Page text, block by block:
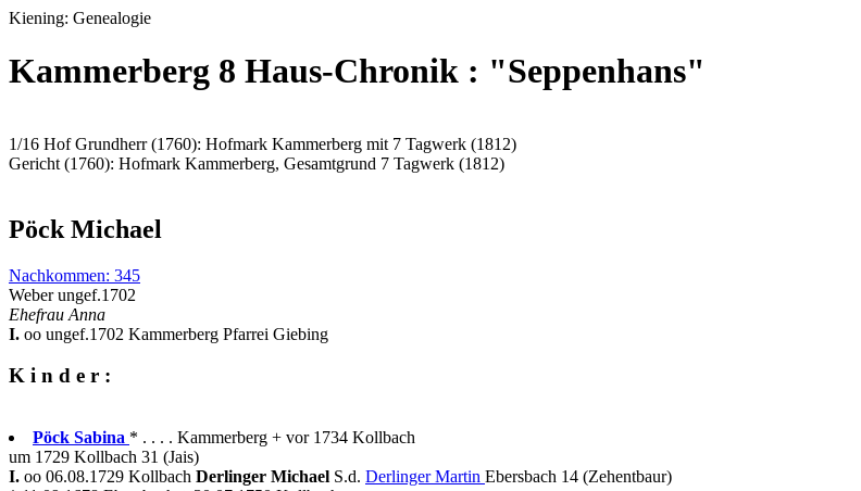
Kiening: Genealogie
Kammerberg 8 Haus-Chronik : "Seppenhans"
1/16 Hof Grundherr (1760): Hofmark Kammerberg mit 7 Tagwerk (1812)
Gericht (1760): Hofmark Kammerberg, Gesamtgrund 7 Tagwerk (1812)
Pöck Michael
Nachkommen: 345
Weber ungef.1702
Ehefrau Anna
I. oo ungef.1702 Kammerberg Pfarrei Giebing
K i n d e r :
Pöck Sabina * . . . . Kammerberg + vor 1734 Kollbach
um 1729 Kollbach 31 (Jais)
I. oo 06.08.1729 Kollbach Derlinger Michael S.d. Derlinger Martin Ebersbach 14 (Zehentbaur)